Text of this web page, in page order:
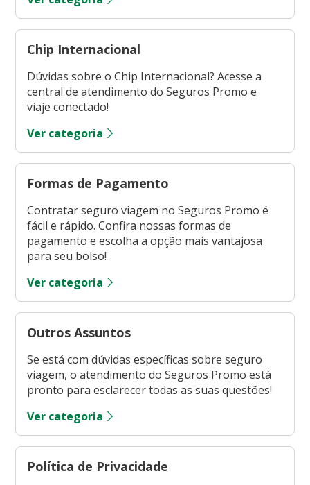
Chip Internacional
Dúvidas sobre o Chip Internacional? Acesse a
central de atendimento do Seguros Promo e
viaje conectado!
Ver categoria
Formas de Pagamento
Contratar seguro viagem no Seguros Promo é
fácil e rápido. Confira nossas formas de
pagamento e escolha a opção mais vantajosa
para seu bolso!
Ver categoria
Outros Assuntos
Se está com dúvidas específicas sobre seguro
viagem, o atendimento do Seguros Promo está
pronto para esclarecer todas as suas questões!
Ver categoria
Política de Privacidade